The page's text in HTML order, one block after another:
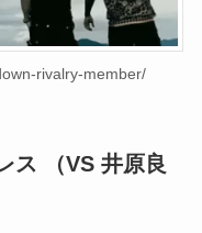
rivalry-member/
ス （VS 井原良